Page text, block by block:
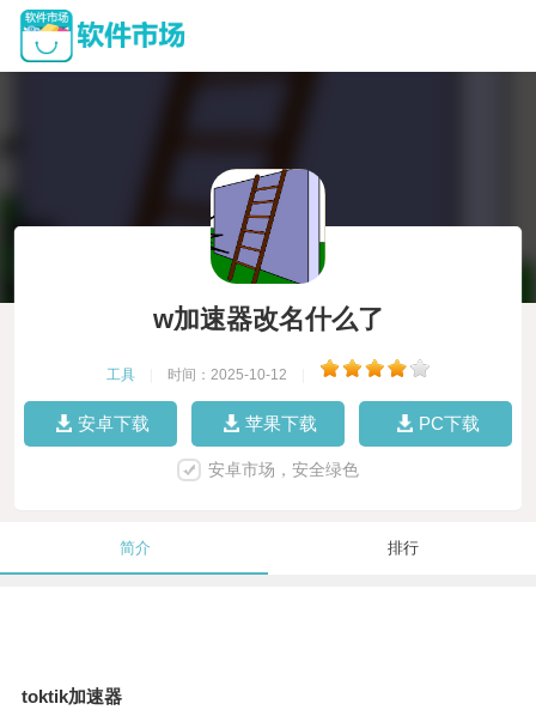
w加速器改名什么了
工具 时间：2025-10-12
安卓下载 苹果下载 PC下载
安卓市场，安全绿色
简介 排行
toktik加速器